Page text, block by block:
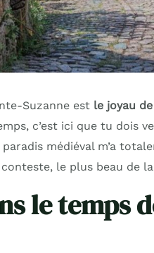
Suzanne est le joyau
c’est ici que tu dois
médiéval m’a
le plus beau de
le temps